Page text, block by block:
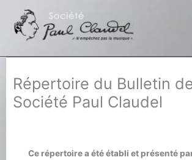
contenu
Répertoire du Bulletin
Société Paul Claudel
Ce répertoire a été établi et présenté